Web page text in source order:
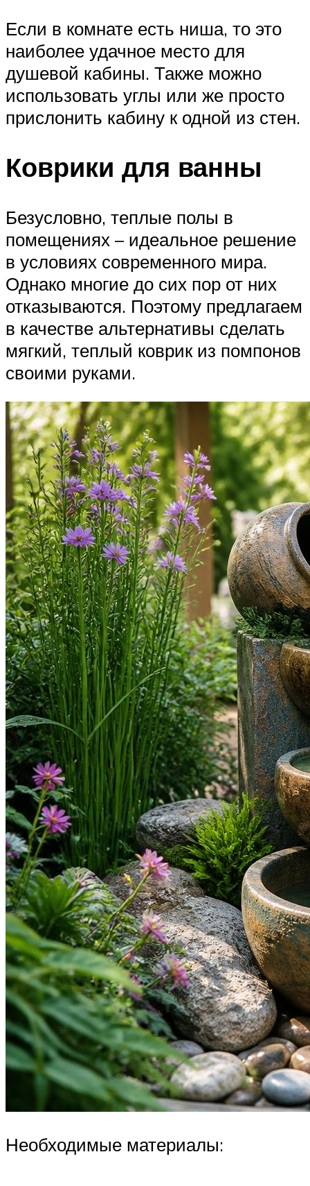
Если в комнате есть ниша, то это
наиболее удачное место для
душевой кабины. Также можно
использовать углы или же просто
прислонить кабину к одной из стен.
Коврики для ванны
Безусловно, теплые полы в
помещениях – идеальное решение
в условиях современного мира.
Однако многие до сих пор от них
отказываются. Поэтому предлагаем
в качестве альтернативы сделать
мягкий, теплый коврик из помпонов
своими руками.
Необходимые материалы: